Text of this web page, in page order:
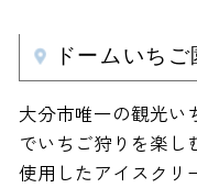
ドームいち
大分市唯一の観光い
でいちご狩りを楽し
使用したアイスクリ